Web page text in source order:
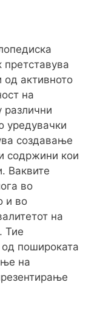
претставува
од активното
на
различни
уредувачки
создавање
содржини кои
Ваквите
во
и во
на
Тие
пошироката
на